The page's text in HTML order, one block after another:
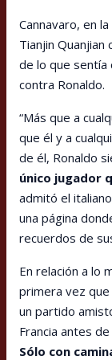
Cannavaro, en
Tianjin
de lo que sentía
contra Ronaldo.
“Más que a
que él y a
de él, Ronaldo
único jugador
admitó el
una página
recuerdos de
En relación a lo
primera vez
un partido
Francia antes
Sólo con